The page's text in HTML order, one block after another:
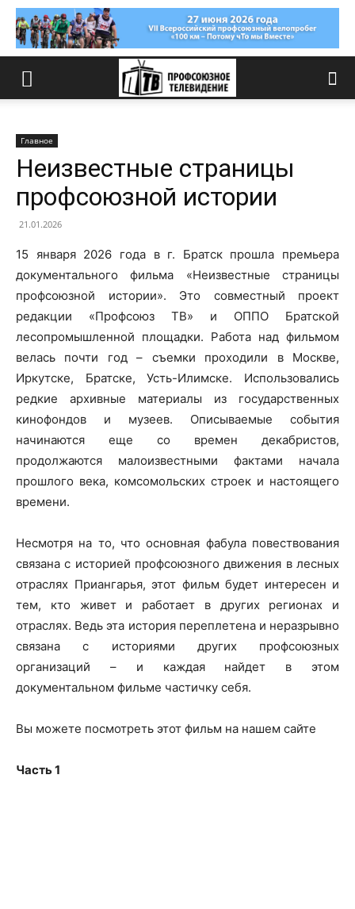
Главное
Неизвестные страницы
профсоюзной истории
21.01.2026
15 января 2026 года в г. Братск прошла премьера
документального фильма «Неизвестные страницы
профсоюзной истории». Это совместный проект
редакции «Профсоюз ТВ» и ОППО Братской
лесопромышленной площадки. Работа над фильмом
велась почти год – съемки проходили в Москве,
Иркутске, Братске, Усть-Илимске. Использовались
редкие архивные материалы из государственных
кинофондов и музеев. Описываемые события
начинаются еще со времен декабристов,
продолжаются малоизвестными фактами начала
прошлого века, комсомольских строек и настоящего
времени.
Несмотря на то, что основная фабула повествования
связана с историей профсоюзного движения в лесных
отраслях Приангарья, этот фильм будет интересен и
тем, кто живет и работает в других регионах и
отраслях. Ведь эта история переплетена и неразрывно
связана с историями других профсоюзных
организаций – и каждая найдет в этом
документальном фильме частичку себя.
Вы можете посмотреть этот фильм на нашем сайте
Часть 1